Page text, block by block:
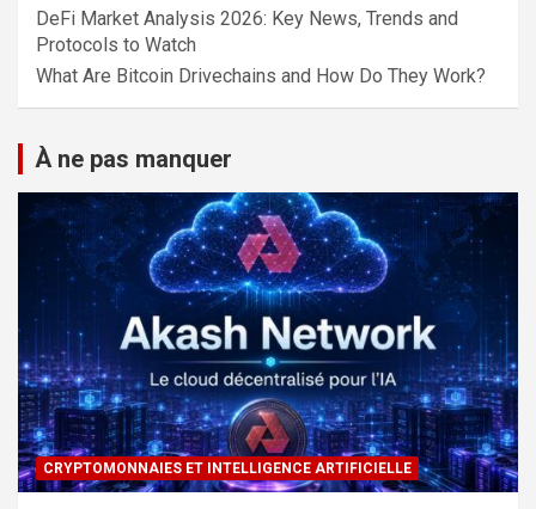
DeFi Market Analysis 2026: Key News, Trends and
Protocols to Watch
What Are Bitcoin Drivechains and How Do They Work?
À ne pas manquer
CRYPTOMONNAIES ET INTELLIGENCE ARTIFICIELLE